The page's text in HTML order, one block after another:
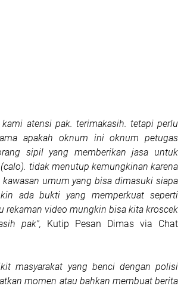
atensi pak. terimakasih. tetapi perlu
apakah oknum ini oknum petugas
sipil yang memberikan jasa untuk
tidak menutup kemungkinan karena
umum yang bisa dimasuki siapa
ada bukti yang memperkuat seperti
rekaman video mungkin bisa kita kroscek
pak", Kutip Pesan Dimas via Chat
masyarakat yang benci dengan polisi
momen atau bahkan membuat berita